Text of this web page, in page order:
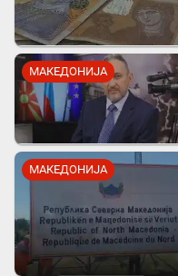
МАКЕДОНИЈА
МАКЕДОНИЈА